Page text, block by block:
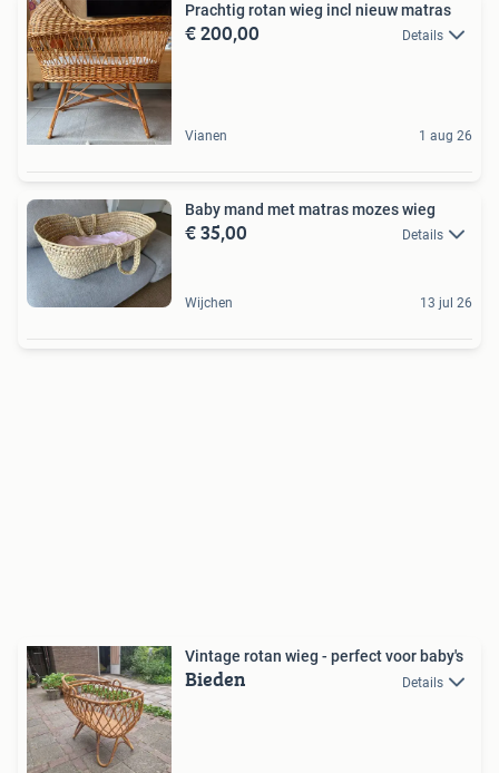
Prachtig rotan wieg incl nieuw matras
€ 200,00 Details
Vianen 1 aug 26
Baby mand met matras mozes wieg
€ 35,00 Details
Wijchen 13 jul 26
Vintage rotan wieg - perfect voor baby's
Bieden Details